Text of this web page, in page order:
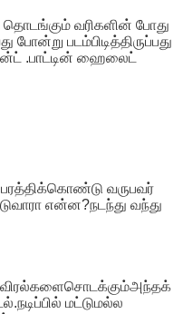
தொடங்கும் வரிகளின் போது
படம்பிடித்திருப்பது
.பாட்டின் ஹைலைட்
வருபவர்
என்ன?நடந்து வந்து
விரல்களைசொடக்கும்அந்தக்
மட்டுமல்ல